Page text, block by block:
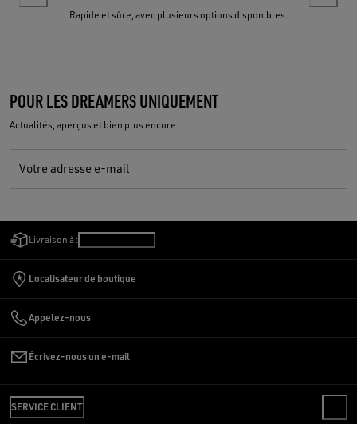
Rapide et sûre, avec plusieurs options disponibles.
POUR LES DREAMERS UNIQUEMENT
Actualités, aperçus et bien plus encore.
Votre adresse e-mail
Livraison à :
Localisateur de boutique
Appelez-nous
Écrivez-nous un e-mail
SERVICE CLIENT